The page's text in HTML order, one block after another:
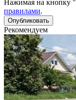
Нажимая на кнопку
правилами.
Рекомендуем